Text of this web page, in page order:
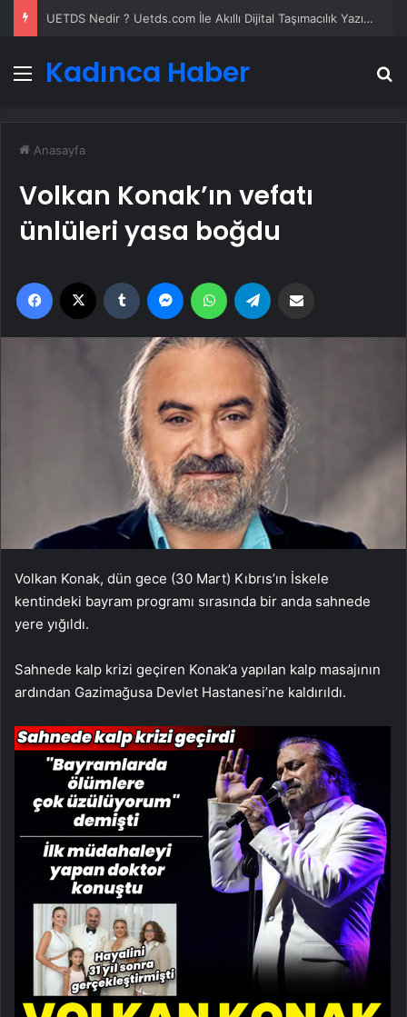
UETDS Nedir ? Uetds.com İle Akıllı Dijital Taşımacılık Yazılımı
Menü
Kadınca Haber
Anasayfa
Volkan Konak’ın vefatı
ünlüleri yasa boğdu
Facebook Tumblr MessengerWhatsApp
Volkan Konak, dün gece (30 Mart) Kıbrıs’ın İskele
kentindeki bayram programı sırasında bir anda sahnede
yere yığıldı.
Sahnede kalp krizi geçiren Konak’a yapılan kalp masajının
ardından Gazimağusa Devlet Hastanesi’ne kaldırıldı.